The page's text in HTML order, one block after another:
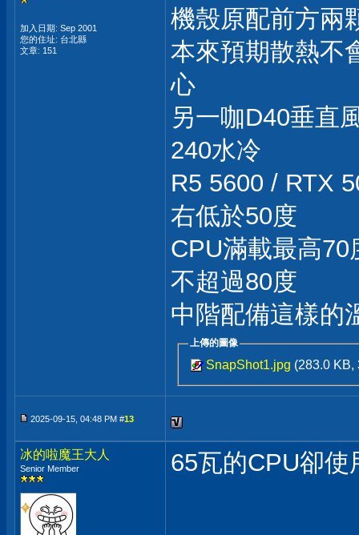
加入日期: Sep 2001
您的住址: 台北縣
文章: 151
機殼原配前方兩
本來預期散熱不
心
另一咖D40垂直
240水冷
R5 5600 / RTX
右低於50度
CPU滿載最高
不超過80度
中階配備這樣的
上傳的圖像
SnapShot1.jpg (283.0 KB,
2025-09-15, 04:48 PM #13
冰的啦魔王大人
Senior Member 65瓦的CPU卻使